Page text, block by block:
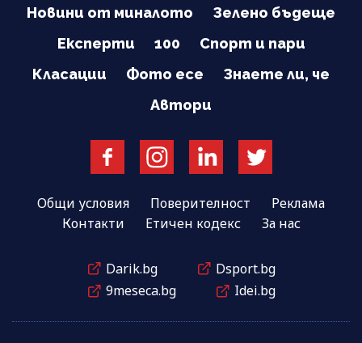
Новини от миналото
Зелено бъдеще
Експерти
100
Спорт и пари
Класации
Фото есе
Знаете ли, че
Автори
Общи условия Поверителност
Реклама
Контакти
Етичен кодекс За нас
Darik.bg
Dsport.bg
9meseca.bg
Idei.bg